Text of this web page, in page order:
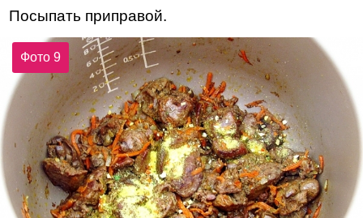
Посыпать приправой.
Фото 9